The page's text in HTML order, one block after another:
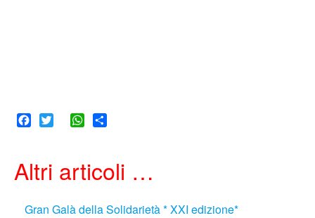
Altri articoli …
Gran Galà della Solidarietà * XXI edizione*